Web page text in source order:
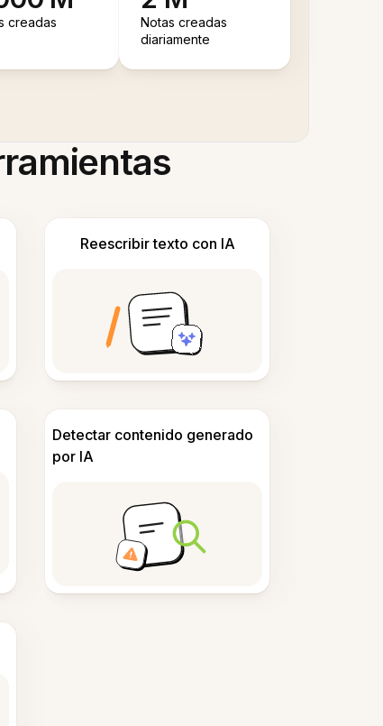
creadas
Notas creadas
diariamente
Reescribir texto con IA
Detectar contenido generado
por IA